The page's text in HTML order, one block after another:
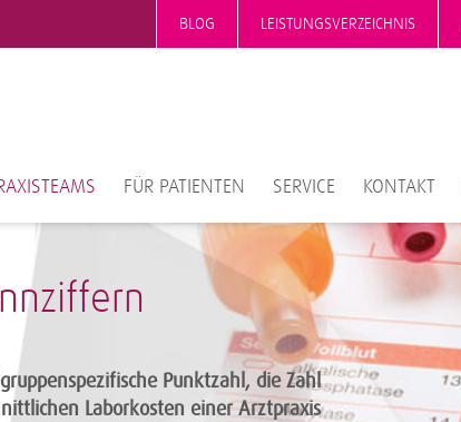
BLOG LEISTUNGSVERZEICHNIS
FÜR PATIENTEN SERVICE KONTAKT
Punktzahl, die Zahl
Laborkosten einer Arztpraxis